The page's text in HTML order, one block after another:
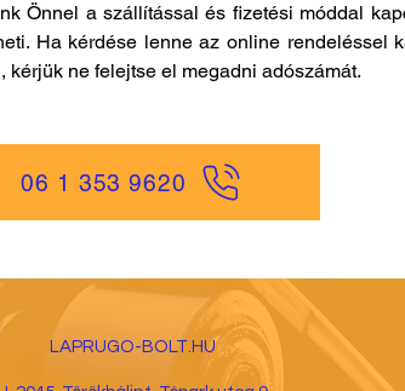
Önnel a szállítással és fizetési móddal
Ha kérdése lenne az online rendeléssel
kérjük ne felejtse el megadni adószámát.
06 1 353 9620
LAPRUGO-BOLT.HU